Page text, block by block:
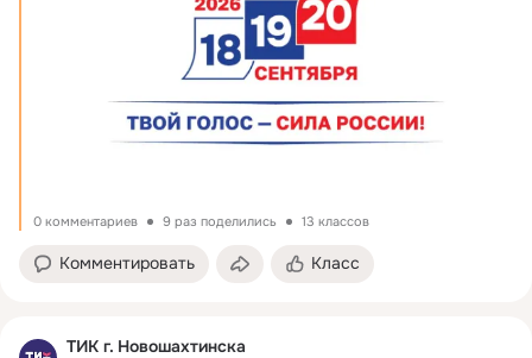
0 комментариев 9 раз поделились 13 классов
Комментировать Класс
ТИК г. Новошахтинска